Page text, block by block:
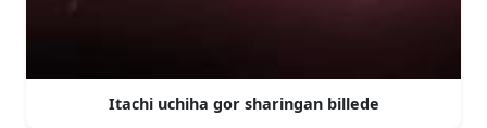
Itachi uchiha gor sharingan billede